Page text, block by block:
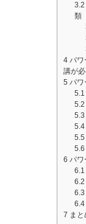
3.2
類
4 パワ
講が
5 パワ
5.1
5.2
5.3
5.4
5.5
5.6
6 パワ
6.1
6.2
6.3
6.4
7 まと